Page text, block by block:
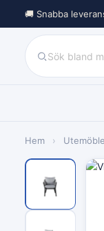
🚚 Snabba
Hem ›